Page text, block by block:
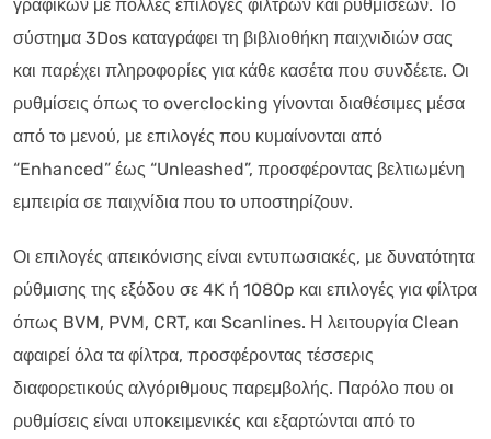
γραφικών με πολλές επιλογές φίλτρων και ρυθμίσεων. Το
σύστημα 3Dos καταγράφει τη βιβλιοθήκη παιχνιδιών σας
και παρέχει πληροφορίες για κάθε κασέτα που συνδέετε. Οι
ρυθμίσεις όπως το overclocking γίνονται διαθέσιμες μέσα
από το μενού, με επιλογές που κυμαίνονται από
“Enhanced” έως “Unleashed”, προσφέροντας βελτιωμένη
εμπειρία σε παιχνίδια που το υποστηρίζουν.
Οι επιλογές απεικόνισης είναι εντυπωσιακές, με δυνατότητα
ρύθμισης της εξόδου σε 4K ή 1080p και επιλογές για φίλτρα
όπως BVM, PVM, CRT, και Scanlines. Η λειτουργία Clean
αφαιρεί όλα τα φίλτρα, προσφέροντας τέσσερις
διαφορετικούς αλγόριθμους παρεμβολής. Παρόλο που οι
ρυθμίσεις είναι υποκειμενικές και εξαρτώνται από το